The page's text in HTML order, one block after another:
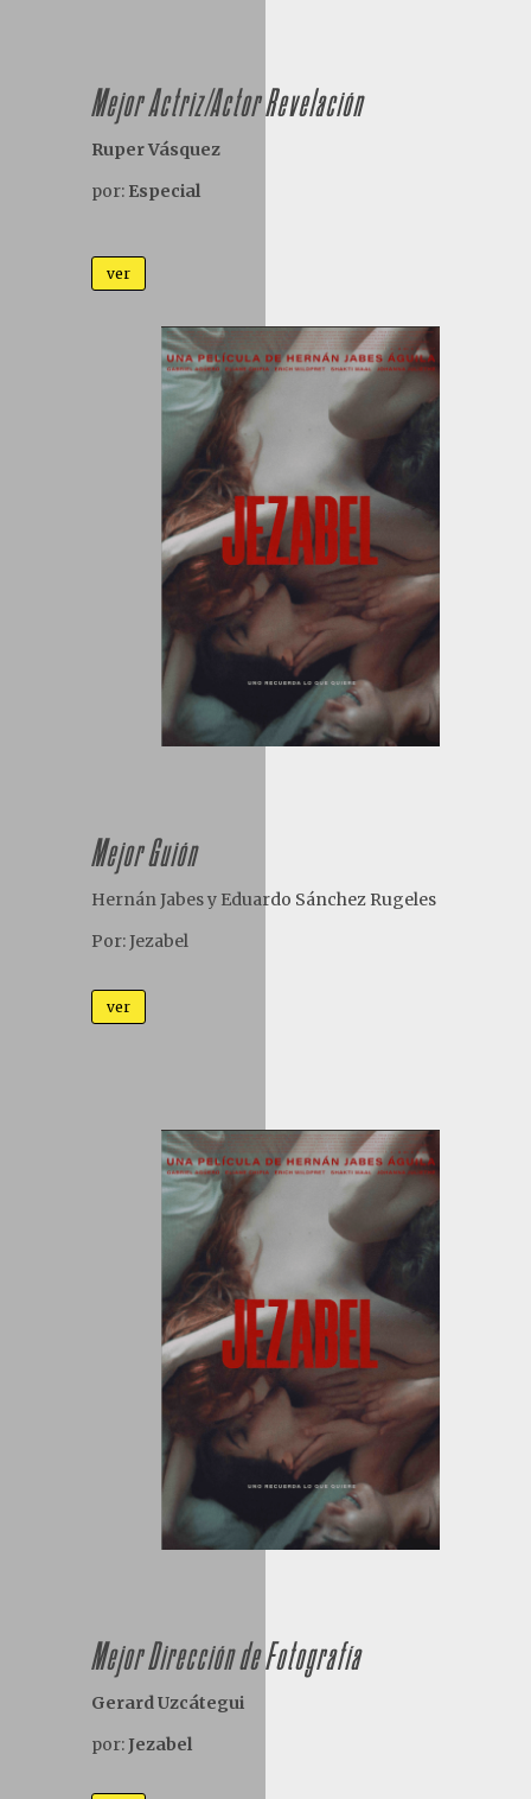
Mejor Actriz/Actor Revelación
Ruper Vásquez
por: Especial
ver
Mejor Guión
Hernán Jabes y Eduardo Sánchez Rugeles
Por: Jezabel
ver
Mejor Dirección de Fotografía
Gerard Uzcátegui
por: Jezabel